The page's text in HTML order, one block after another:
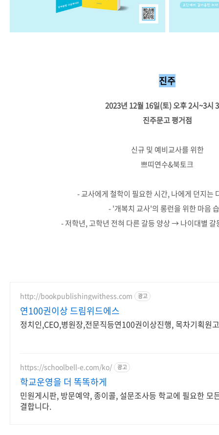
진주
2023년 12월 16일(토) 오후 2시~3시
진주문고 평거점
신규 및 예비교사를 위한
쁘띠연수&북토크
- 교사에게 철학이 필요한 시간, 나에게 던지는
- '개복치 교사'의 롱런을 위한 마음
- 저학년, 고학년 전혀 다른 갈등 양상 → 나이대별 갈
http://bookpublishingwithess.com 광고
연100권이상 드림위드에스
정치인,CEO,병원장,전문직등연100권이상진행, 목차기획원
https://schoolbell-e.com/ko/ 광고
학교운영을 더 똑똑하게
민원게시판, 방문예약, 종이콜, 설문조사등 학교에 필요한 모
결합니다.